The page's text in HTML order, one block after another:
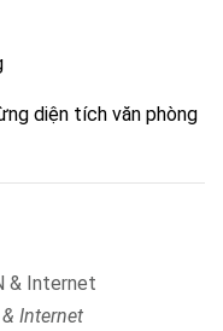
diện tích văn phòng
Internet